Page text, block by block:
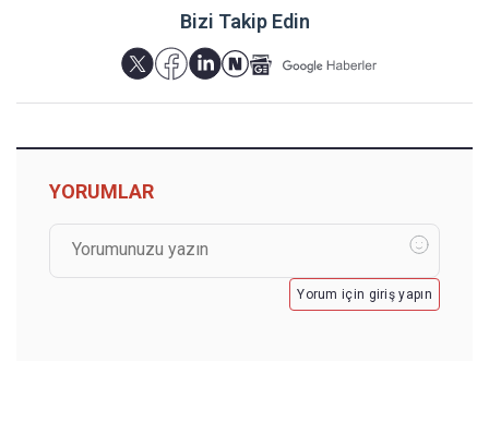
Bizi Takip Edin
YORUMLAR
Yorum için giriş yapın